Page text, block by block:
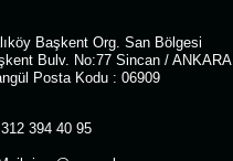
Başkent Org. San Bölgesi
Bulv. No:77 Sincan / ANKARA
Posta Kodu : 06909
394 40 95